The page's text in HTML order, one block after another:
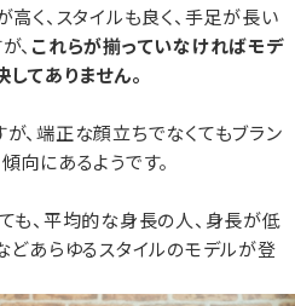
く、スタイルも良く、手足が長い
、 これらが揃っていなければモデ
てありません。
、端正な顔立ちでなくてもブラン
向にあるようです。
も、平均的な身長の人、身長が低
どあらゆるスタイルのモデルが登